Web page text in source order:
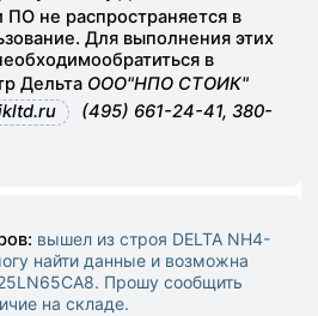
ПО не распространяется в
Для выполнения этих
обратиться в
Дельта ООО"НПО СТОИК"
(495) 661-24-41, 380-
вышел из строя DELTA NH4-
найти данные и возможна
Прошу сообщить
на складе.